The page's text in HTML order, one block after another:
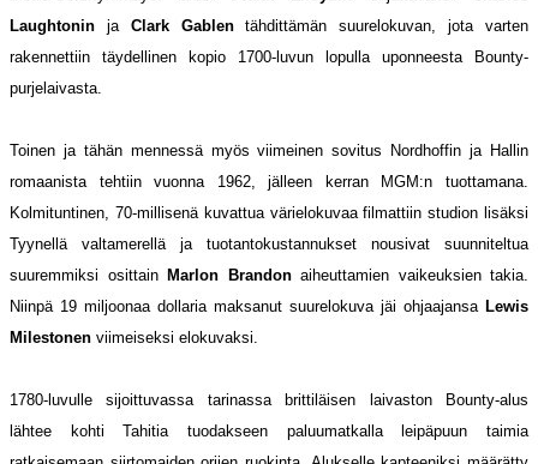
Laughtonin ja Clark Gablentähdittämän suurelokuvan, jota varten
rakennettiin täydellinen kopio 1700-luvun lopulla uponneesta Bounty-
purjelaivasta.
Toinen ja tähän mennessä myös viimeinen sovitus Nordhoffin ja Hallin
romaanista tehtiin vuonna 1962, jälleen kerran MGM:n tuottamana.
Kolmituntinen, 70-millisenä kuvattua värielokuvaa filmattiin studion lisäksi
Tyynellä valtamerellä ja tuotantokustannukset nousivat suunniteltua
suuremmiksi osittain Marlon Brandon aiheuttamien vaikeuksien takia.
Niinpä 19 miljoonaa dollaria maksanut suurelokuva jäi ohjaajansa Lewis
Milestonen viimeiseksi elokuvaksi.
1780-luvulle sijoittuvassa tarinassa brittiläisen laivaston Bounty-alus
lähtee kohti Tahitia tuodakseen paluumatkalla leipäpuun taimia